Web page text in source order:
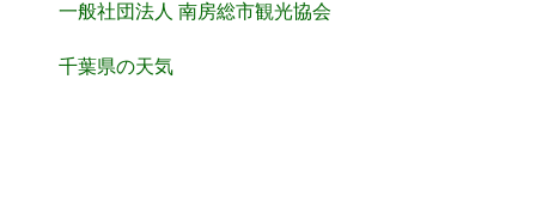
一般社団法人 南房総市観光協会
千葉県の天気